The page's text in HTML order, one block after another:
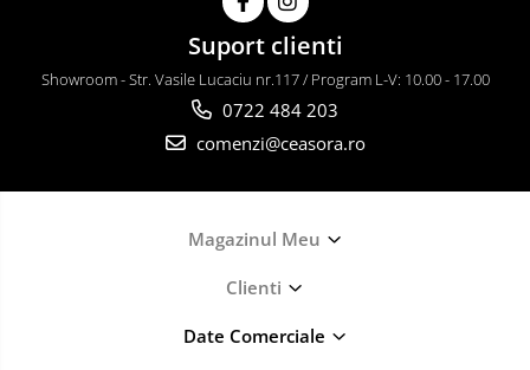
Suport clienti
Showroom - Str. Vasile Lucaciu nr.117 / Program L-V: 10.00 - 17.00
0722 484 203
comenzi@ceasora.ro
Magazinul Meu
Clienti
Date Comerciale